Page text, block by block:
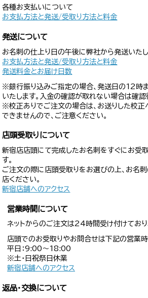
各種お支払いについて
お支払方法と発送/受取り方法と料金
発送について
お名刺の仕上り日の午後に弊社から発送いたし
お支払方法と発送/受取り方法と料金
発送料金とお届け日数
※銀行振り込みご指定の場合、発送日の12時
いたします。入金の確認が取れない場合は確認
※校正ありでご注文の場合は、お送りした校
できませんので、ご注意ください。
店頭受取りについて
新宿店店頭にて完成したお名刺をすぐにお受
す。
ご注文の際に店頭受取りをお選びの上、お名
店ください。
新宿店舗へのアクセス
営業時間について
ネットからのご注文は24時間受け付けており
店頭でのお受取りやお問合せは下記の営業時
平日：9:00〜18:00
※土・日祝祭日休業
新宿店舗へのアクセス
返品・交換について